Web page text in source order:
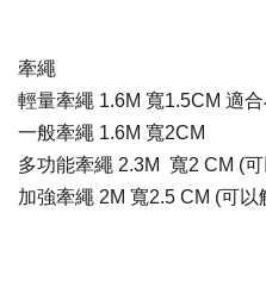
牽繩
輕量牽繩 1.6M 寬1.5CM 適
一般牽繩 1.6M 寬2CM
多功能牽繩 2.3M 寬2 CM (
加強牽繩 2M 寬2.5 CM (可以